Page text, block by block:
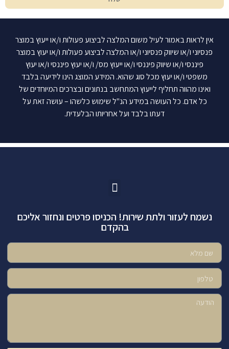
אין לראות באמור לעיל משום המלצה לביצוע פעולות ו/או ייעוץ במוצר
פנסיוני ו/או שיווק פנסיוני ו/או המלצה לביצוע פעולות ו/או יעוץ במוצר
פיננסי ו/או שיווק פיננסי ו/או ייעוץ מס/ ו/או יעוץ פיננסי ו/או יעוץ
משפטי ו/או יעוץ מכל סוג שהוא. המידע המוצג הינו לידיעה בלבד
ואינו מהווה תחליף לייעוץ המתחשב בנתונים ובצרכים המיוחדים של
כל אדם. כל העושה במידע הנ"ל שימוש כלשהו – עושה זאת על
דעתו בלבד ועל אחריותו הבלעדית.
נשמח לעזור ולתת שירות! הכניסו פרטים ונחזור אליכם
בהקדם